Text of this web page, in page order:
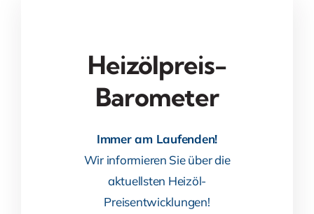
Heizölpreis-
Barometer
Immer am Laufenden!
Wir informieren Sie über die
aktuellsten Heizöl-
Preisentwicklungen!